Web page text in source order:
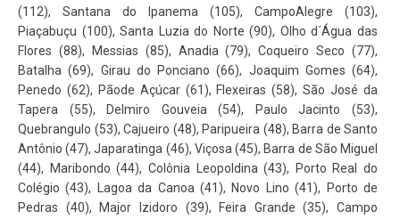
(112), Santana do Ipanema (105), CampoAlegre (103),
Piaçabuçu (100), Santa Luzia do Norte (90), Olho d´Água das
Flores (88), Messias (85), Anadia (79), Coqueiro Seco (77),
Batalha (69), Girau do Ponciano (66), Joaquim Gomes (64),
Penedo (62), Pãode Açúcar (61), Flexeiras (58), São José da
Tapera (55), Delmiro Gouveia (54), Paulo Jacinto (53),
Quebrangulo (53), Cajueiro (48), Paripueira (48), Barra de Santo
Antônio (47), Japaratinga (46), Viçosa (45), Barra de São Miguel
(44), Maribondo (44), Colônia Leopoldina (43), Porto Real do
Colégio (43), Lagoa da Canoa (41), Novo Lino (41), Porto de
Pedras (40), Major Izidoro (39), Feira Grande (35), Campo